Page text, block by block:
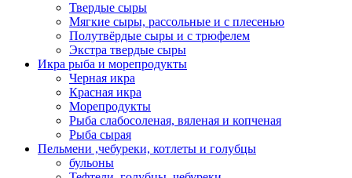
Твердые сыры
Мягкие сыры, рассольные и с плесенью
Полутвёрдые сыры и с трюфелем
Экстра твердые сыры
Икра рыба и морепродукты
Черная икра
Красная икра
Морепродукты
Рыба слабосоленая, вяленая и копченая
Рыба сырая
Пельмени ,чебуреки, котлеты и голубцы
бульоны